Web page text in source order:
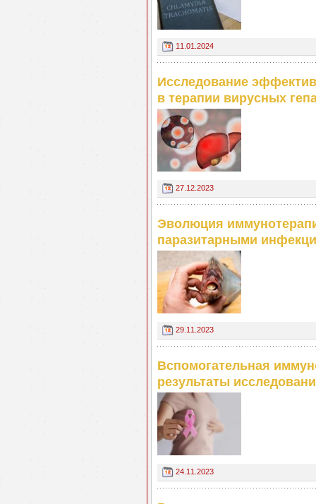
11.01.2024
Исследование
в терапии вирусных
27.12.2023
Эволюция
паразитарными
29.11.2023
Вспомогательная
результаты
24.11.2023